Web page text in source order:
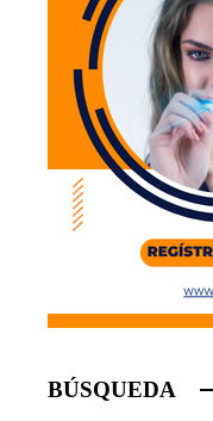
BÚSQUEDA